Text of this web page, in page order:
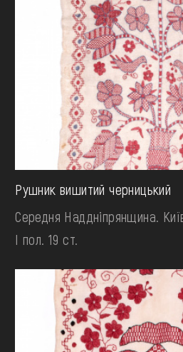
Рушник вишитий черницький
Середня Наддніпрянщина.
І пол. 19 ст.